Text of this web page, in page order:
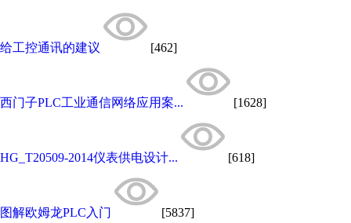
给工控通讯的建议 [462]
西门子PLC工业通信网络应用案... [1628]
HG_T20509-2014仪表供电设计... [618]
图解欧姆龙PLC入门 [5837]